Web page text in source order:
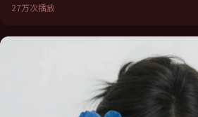
27万次播放